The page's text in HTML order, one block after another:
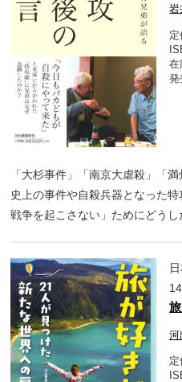
定
在
発
「大杉事件」「南京大虐殺」「
史上の事件や自殺兵器となった
戦争を起こさない」ためにどうし
河
定